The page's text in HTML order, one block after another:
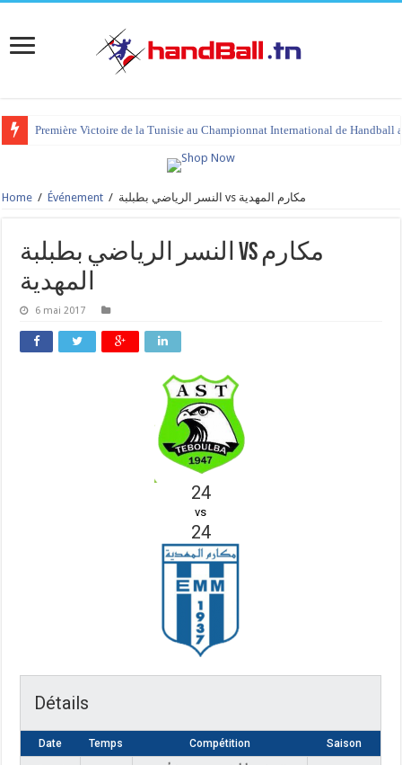
Première Victoire de la Tunisie au Championnat International de Handball
Home / Événement / النسر الرياضي بطبلبة vs مكارم المهدية
النسر الرياضي بطبلبة vs مكارم
المهدية
6 mai 2017
24
vs
24
Détails
Date Temps Compétition Saison